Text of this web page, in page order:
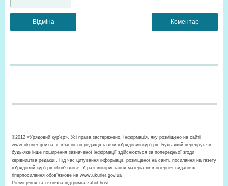
©2012 «Урядовий кур’єр». Усі права застережено. Інформація, яку розміщено на сайті
www.ukurier.gov.ua, є власністю редакції газети «Урядовий кур'єр». Будь-який передрук чи
будь-яке інше поширення зазначеної інформації здійснюється за попередньої згоди
керівництва редакції. Під час цитування інформації, розміщеної на сайті, посилання на газету
«Урядовий кур’єр» обов'язкове. У разі використання матеріалів в інтернет-виданнях
гіперпосилання обов’язкове на www.ukurier.gov.ua
Розміщення та технічна підтримка zahid.host